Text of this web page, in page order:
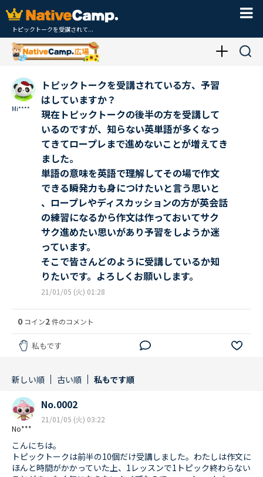
トピックトークを受講されて...
Mi****
トピックトークを受講されている方、予習
はしていますか？
現在トピックトークの後半の方を受講して
いるのですが、知らない英単語が多くなっ
てきてロープレまで進めないことが増えてき
ました。
単語の意味を英語で理解してその場で作文
できる瞬発力も身につけたいと言う思いと
、ロープレやディスカッションの方が英会話
の練習になるから作文は作っておいてサク
サク進めたい思いがあり予習をしようか迷
っています。
そこで皆さんどのように受講しているか知
りたいです。よろしくお願いします。
21/01/05 (火) 01:28
0 コイン2件のコメント
私もです
新しい順 古い順 私もです順
No***
No.0002
21/01/05 (火) 03:22
こんにちは。
トピックトークは前半の10個だけ受講しました。わたしは作文に
ほんと時間がかかっていた上、1レッスンで1トピック終わらない